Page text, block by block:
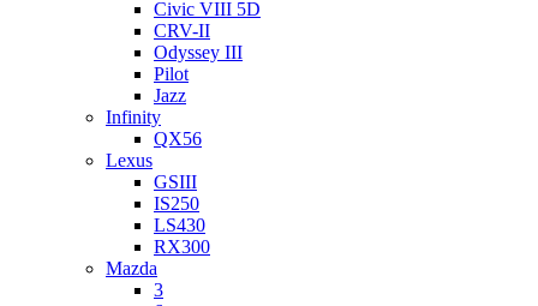
Civic VIII 5D
CRV-II
Odyssey III
Pilot
Jazz
Infinity
QX56
Lexus
GSIII
IS250
LS430
RX300
Mazda
3